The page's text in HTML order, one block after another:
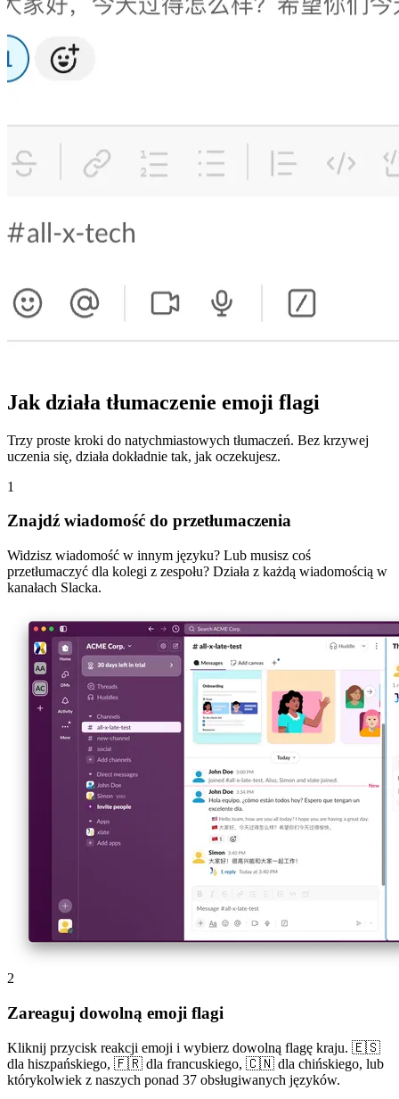
Jak działa tłumaczenie emoji flagi
Trzy proste kroki do natychmiastowych tłumaczeń. Bez krzywej
uczenia się, działa dokładnie tak, jak oczekujesz.
1
Znajdź wiadomość do przetłumaczenia
Widzisz wiadomość w innym języku? Lub musisz coś
przetłumaczyć dla kolegi z zespołu? Działa z każdą wiadomością w
kanałach Slacka.
2
Zareaguj dowolną emoji flagi
Kliknij przycisk reakcji emoji i wybierz dowolną flagę kraju. 🇪🇸
dla hiszpańskiego, 🇫🇷 dla francuskiego, 🇨🇳 dla chińskiego, lub
którykolwiek z naszych ponad 37 obsługiwanych języków.